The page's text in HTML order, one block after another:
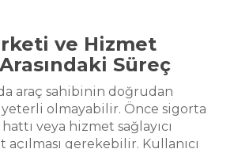
ve Hizmet
Arasındaki Süreç
araç sahibinin doğrudan
olmayabilir. Önce sigorta
veya hizmet sağlayıcı
gerekebilir. Kullanıcı